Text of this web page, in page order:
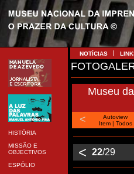
HISTÓRIA
MISSÃO E
OBJECTIVOS
ESPÓLIO
NOTÍCIAS
Museu
<
Autoview
Item| Todos
< 22/29